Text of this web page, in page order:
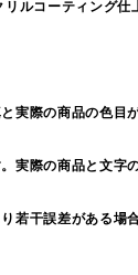
ルコーティング
実際の商品の色目
実際の商品と文字
若干誤差がある場